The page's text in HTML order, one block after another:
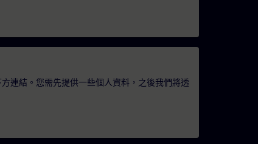
連結。您需先提供一些個人資料，之後我們將透